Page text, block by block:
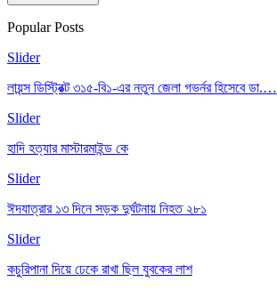
Popular Posts
Slider
লায়ন্স ডিস্ট্রিক্ট ৩১৫-বি১-এর নতুন জেলা গভর্নর হিসেবে ডা.…
Slider
হাদি হত্যার মাস্টারমাইন্ড কে
Slider
ঈদযাত্রার ১৩ দিনে সড়ক দুর্ঘটনায় নিহত ২৮১
Slider
কচুরিপানা দিয়ে ঢেকে রাখা ছিল যুবকের লাশ